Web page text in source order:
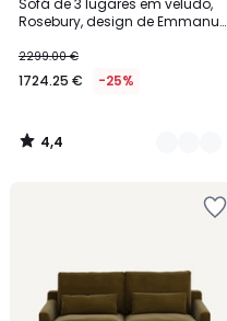
Sofá de 3 lugares em veludo,
Rosebury, design de Emmanuel
2299.00 €
1724.25 € -25%
Cores
4,4
/